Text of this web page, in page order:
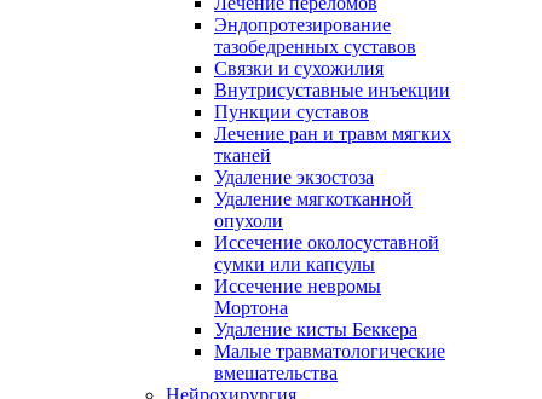
Эндопротезирование
тазобедренных суставов
Связки и сухожилия
Внутрисуставные инъекции
Пункции суставов
Лечение ран и травм мягких
тканей
Удаление экзостоза
Удаление мягкотканной
опухоли
Иссечение околосуставной
сумки или капсулы
Иссечение невромы
Мортона
Удаление кисты Беккера
Малые травматологические
вмешательства
Нейрохирургия